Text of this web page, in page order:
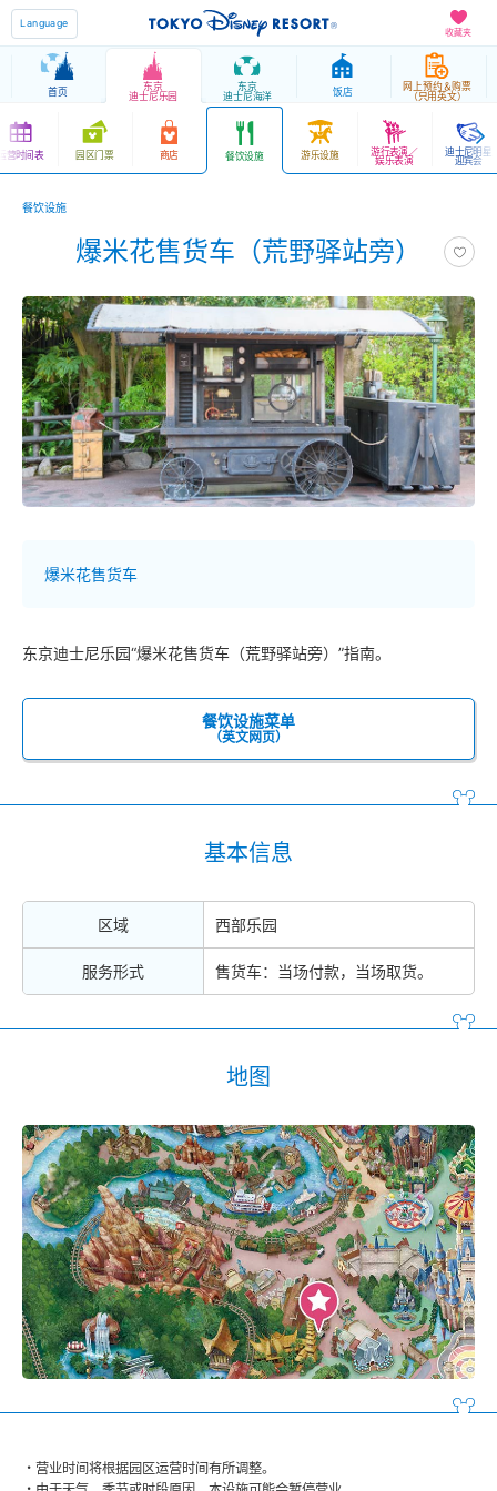
收藏夹
Language
首页 东京
迪士尼乐园
东京
迪士尼海洋 饭店 网上预约＆购票
（只用英文）
营时间表 园区门票 商店 餐饮设施 游乐设施 游行表演／
娱乐表演
迪士尼明星
迎宾会
餐饮设施
爆米花售货车（荒野驿站旁）
爆米花售货车
东京迪士尼乐园“爆米花售货车（荒野驿站旁）”指南。
餐饮设施菜单
（英文网页）
基本信息
区域 西部乐园
服务形式 售货车：当场付款，当场取货。
地图
营业时间将根据园区运营时间有所调整。